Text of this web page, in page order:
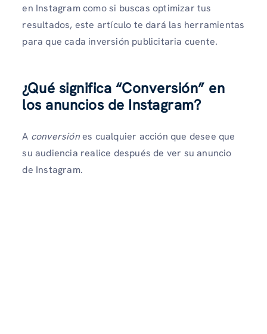
en Instagram como si buscas optimizar tus
resultados, este artículo te dará las herramientas
para que cada inversión publicitaria cuente.
¿Qué significa “Conversión” en
los anuncios de Instagram?
A conversiónes cualquier acción que desee que
su audiencia realice después de ver su anuncio
de Instagram.